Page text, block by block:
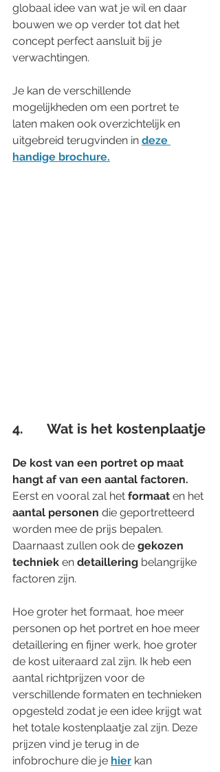
globaal idee van wat je wil en daar
bouwen we op verder tot dat het
concept perfect aansluit bij je
verwachtingen.
Je kan de verschillende
mogelijkheden om een portret te
laten maken ook overzichtelijk en
uitgebreid terugvinden in deze
handige brochure.
4.       Wat is het kostenplaatje
De kost van een portret op maat
hangt af van een aantal factoren.
Eerst en vooral zal het formaat en het
aantal personen die geportretteerd
worden mee de prijs bepalen.
Daarnaast zullen ook de gekozen
techniek en detaillering belangrijke
factoren zijn.
Hoe groter het formaat, hoe meer
personen op het portret en hoe meer
detaillering en fijner werk, hoe groter
de kost uiteraard zal zijn. Ik heb een
aantal richtprijzen voor de
verschillende formaten en technieken
opgesteld zodat je een idee krijgt wat
het totale kostenplaatje zal zijn. Deze
prijzen vind je terug in de
infobrochure die je hier kan